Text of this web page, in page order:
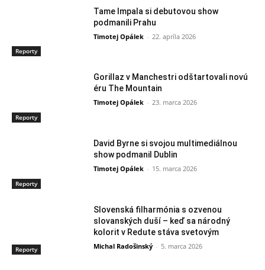
Reporty
Tame Impala si debutovou show
podmanili Prahu
Timotej Opálek - 22. apríla 2026
Reporty
Gorillaz v Manchestri odštartovali novú
éru The Mountain
Timotej Opálek - 23. marca 2026
Reporty
David Byrne si svojou multimediálnou
show podmanil Dublin
Timotej Opálek - 15. marca 2026
Reporty
Slovenská filharmónia s ozvenou
slovanských duší – keď sa národný
kolorit v Redute stáva svetovým
Michal Radošinský - 5. marca 2026